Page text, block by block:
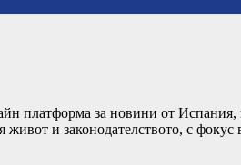
платформа за новини от
и законодателството, с